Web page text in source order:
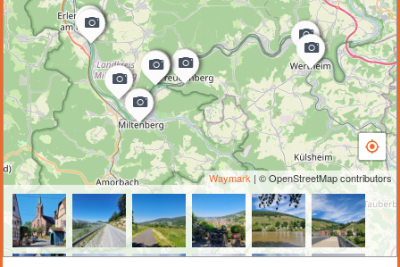
Waymark | © OpenStreetMap contributors